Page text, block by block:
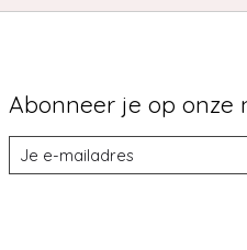
Abonneer je op onze